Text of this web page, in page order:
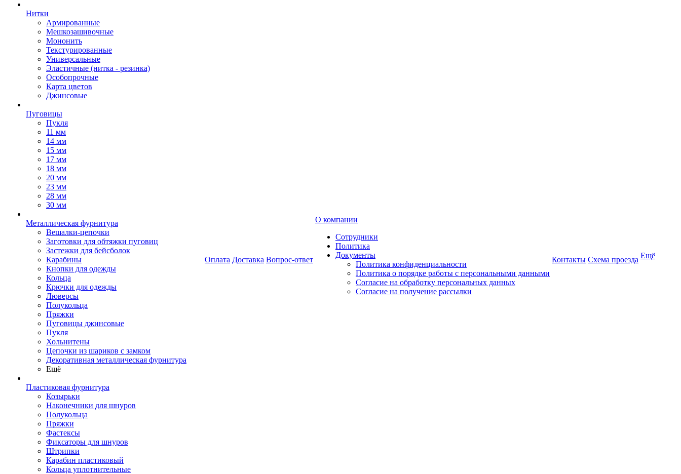
Нитки
Армированные
Мешкозашивочные
Мононить
Текстурированные
Универсальные
Эластичные (нитка - резинка)
Особопрочные
Карта цветов
Джинсовые
Пуговицы
Пукля
11 мм
14 мм
15 мм
17 мм
18 мм
20 мм
23 мм
28 мм
30 мм
Металлическая фурнитура
Вешалки-цепочки
Заготовки для обтяжки пуговиц
Застежки для бейсболок
Карабины
Кнопки для одежды
Кольца
Крючки для одежды
Люверсы
Полукольца
Пряжки
Пуговицы джинсовые
Пукля
Хольнитены
Цепочки из шариков с замком
Декоративная металлическая фурнитура
Ещё
Пластиковая фурнитура
Козырьки
Наконечники для шнуров
Полукольца
Пряжки
Фастексы
Фиксаторы для шнуров
Штрипки
Карабин пластиковый
Кольца уплотнительные
Оплата Доставка Вопрос-ответ
О компании
Сотрудники
Политика
Документы
Политика конфиденциальности
Политика о порядке работы с персональными данными
Согласие на обработку персональных данных
Согласие на получение рассылки
Контакты Схема проезда Ещё